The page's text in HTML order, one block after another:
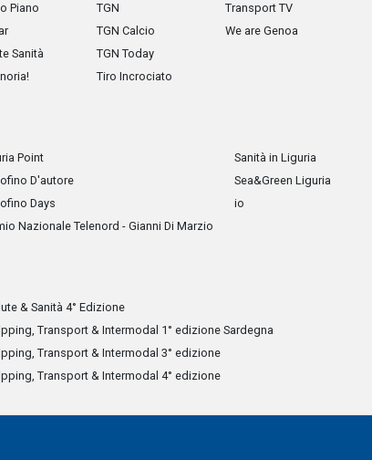
Piano
Sanità
TGN
TGN Calcio
TGN Today
Tiro Incrociato
Transport TV
We are Genoa
Point
D'autore
Days
Nazionale Telenord - Gianni Di Marzio
Sanità in Liguria
Sea&Green Liguria
io
& Sanità 4° Edizione
Transport & Intermodal 1° edizione Sardegna
Transport & Intermodal 3° edizione
Transport & Intermodal 4° edizione